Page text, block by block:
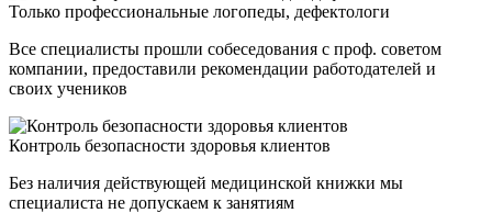
Только профессиональные логопеды, дефектологи
Все специалисты прошли собеседования с проф. советом
компании, предоставили рекомендации работодателей и
своих учеников
Контроль безопасности здоровья клиентов
Без наличия действующей медицинской книжки мы
специалиста не допускаем к занятиям